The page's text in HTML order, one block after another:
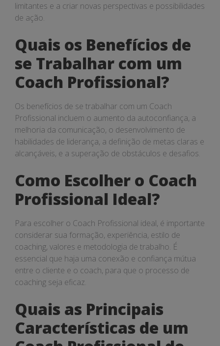
limitantes e a criar novas perspectivas e possibilidades
de ação.
Quais os Benefícios de
se Trabalhar com um
Coach Profissional?
Os benefícios de se trabalhar com um Coach
Profissional incluem o aumento da autoconfiança, a
melhoria da comunicação, o desenvolvimento de
habilidades de liderança, a definição de metas claras e
alcançáveis, e a superação de obstáculos e desafios.
Como Escolher o Coach
Profissional Ideal?
Para escolher o Coach Profissional ideal, é importante
considerar sua formação, experiência, estilo de
coaching, valores e metodologia de trabalho. É
essencial que haja uma conexão e confiança mútua
entre o cliente e o coach, para que o processo de
coaching seja eficaz.
Quais as Principais
Características de um